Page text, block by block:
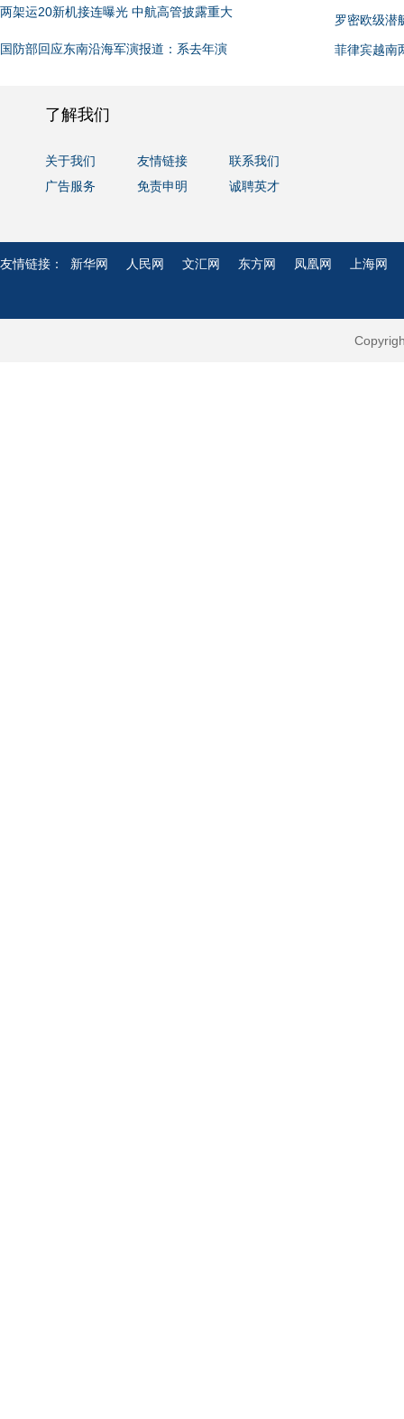
两架运20新机接连曝光 中航高管披露重大
国防部回应东南沿海军演报道：系去年演
罗密欧级潜
菲律宾越南
了解我们
关于我们 友情链接
联系我们
广告服务
免责申明 诚聘英才
友情链接： 新华网 人民网 文汇网 东方网 凤凰网 上海网